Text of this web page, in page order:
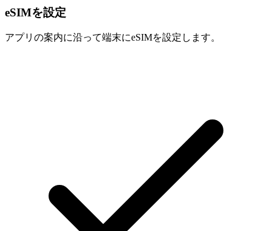
eSIMを設定
アプリの案内に沿って端末にeSIMを設定します。